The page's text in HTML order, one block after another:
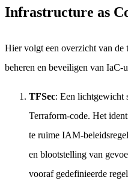
Infrastructure as
Hier volgt een overzicht van
beheren en beveiligen van IaC-
TFSec: Een lichtgewicht
Terraform-code. Het
te ruime IAM-
en blootstelling van
vooraf gedefinieerde